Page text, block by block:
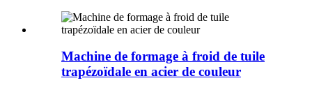
Machine de formage à froid de tuile
trapézoïdale en acier de couleur